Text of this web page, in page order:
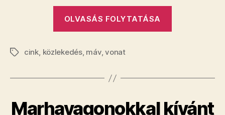
OLVASÁS FOLYTATÁSA
Címkék
cink, közlekedés, máv,vonat
Marhavagonokkal kívánt